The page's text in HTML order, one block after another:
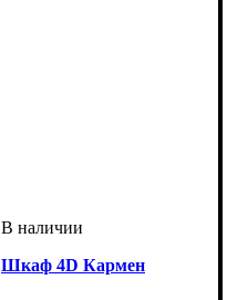
Шкаф 4D Кармен